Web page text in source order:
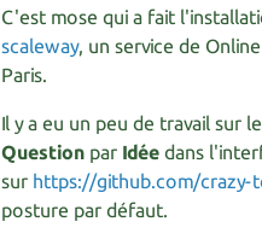
C'est mose qui a fait
scaleway, un service de
Paris.
Il y a eu un peu de travail sur
Question par Idée dans
sur https://github.com/crazy-
posture par défaut.